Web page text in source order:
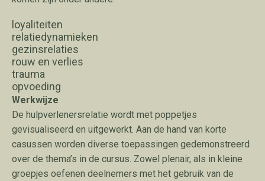
loyaliteiten
relatiedynamieken
gezinsrelaties
rouw en verlies
trauma
opvoeding
Werkwijze
De hulpverlenersrelatie wordt met poppetjes
gevisualiseerd en uitgewerkt. Aan de hand van korte
casussen worden diverse toepassingen gedemonstreerd
over de thema’s in de cursus. Zowel plenair, als in kleine
groepjes oefenen deelnemers met het gebruik van de